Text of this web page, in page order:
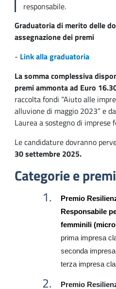
responsabile.
Graduatoria di merito delle
assegnazione dei premi
- Link alla graduatoria
La somma complessiva
premi ammonta ad Euro
raccolta fondi “Aiuto alle
alluvione di maggio 2023” e
Laurea a sostegno di imprese
Le candidature dovranno
30 settembre 2025.
Categorie e premi
Premio
Responsabile
femminili
prima impresa
seconda impresa
terza impresa
Premio